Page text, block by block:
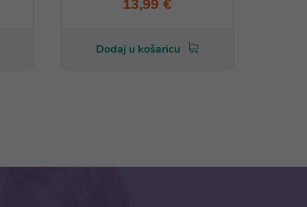
13,99 €
Dodaj u košaricu